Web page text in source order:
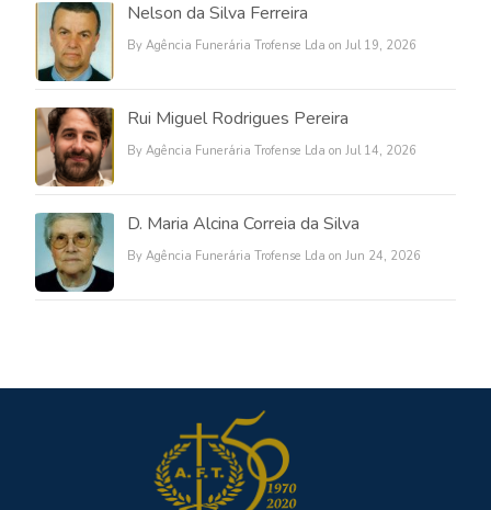
Nelson da Silva Ferreira
By Agência Funerária Trofense Lda on Jul 19, 2026
Rui Miguel Rodrigues Pereira
By Agência Funerária Trofense Lda on Jul 14, 2026
D. Maria Alcina Correia da Silva
By Agência Funerária Trofense Lda on Jun 24, 2026